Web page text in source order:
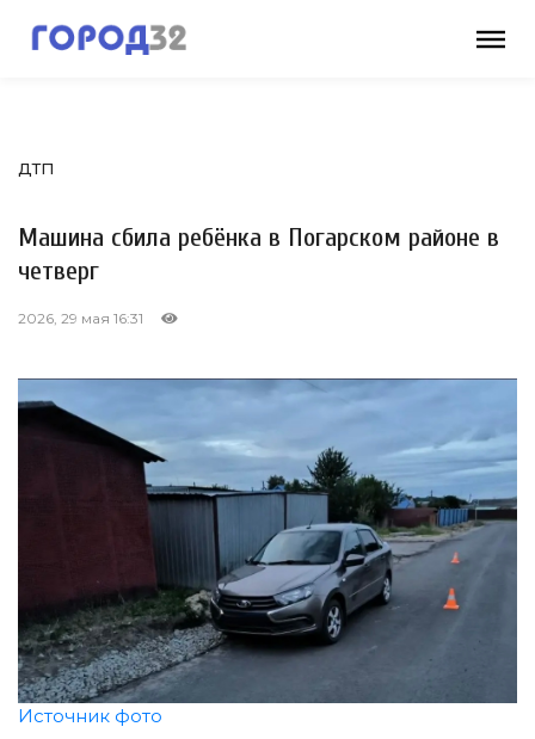
ДТП
Машина сбила ребёнка в Погарском районе в
четверг
2026, 29 мая 16:31
Источник фото